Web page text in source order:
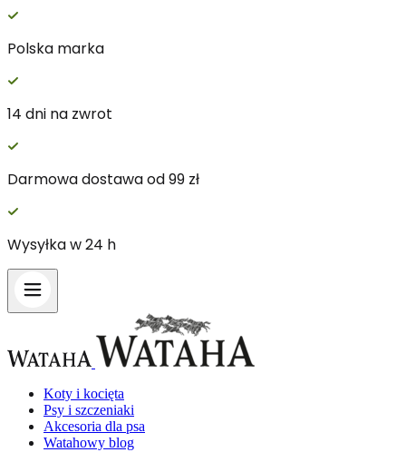
Polska marka
14 dni na zwrot
Darmowa dostawa od 99 zł
Wysyłka w 24 h
Koty i kocięta
Psy i szczeniaki
Akcesoria dla psa
Watahowy blog
witrynie. Informacje o tym, jak korzystasz z naszej witryny,
Partnerzy mogą połączyć te informacje z innymi danymi
Niezbędne
preferowany język lub region, w którym znajduje się
Statystyka
Statystyczne pliki cookie pomagają właścicielem stron
gromadząc i zgłaszając anonimowe informacje.